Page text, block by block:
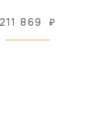
211 869 ₽